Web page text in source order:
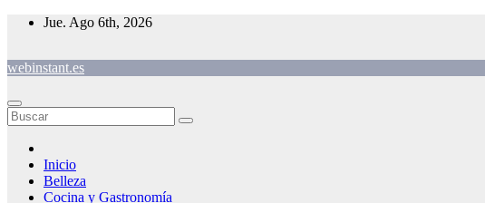
Saltar
Jue. Ago 6th, 2026
webinstant.es
Inicio
Belleza
Cocina y Gastronomía